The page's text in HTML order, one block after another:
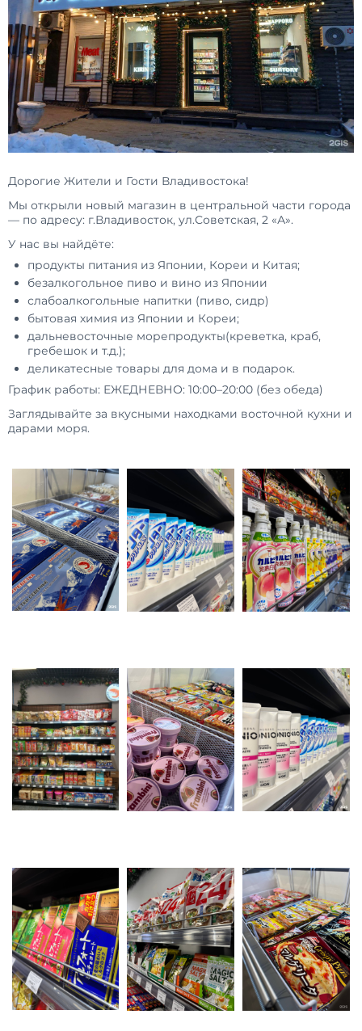
Дорогие Жители и Гости Владивостока!
Мы открыли новый магазин в центральной части города
— по адресу: г.Владивосток, ул.Советская, 2 «А».
У нас вы найдёте:
продукты питания из Японии, Кореи и Китая;
безалкогольное пиво и вино из Японии
слабоалкогольные напитки (пиво, сидр)
бытовая химия из Японии и Кореи;
дальневосточные морепродукты(креветка, краб,
гребешок и т.д.);
деликатесные товары для дома и в подарок.
График работы: ЕЖЕДНЕВНО: 10:00–20:00 (без обеда)
Заглядывайте за вкусными находками восточной кухни и
дарами моря.